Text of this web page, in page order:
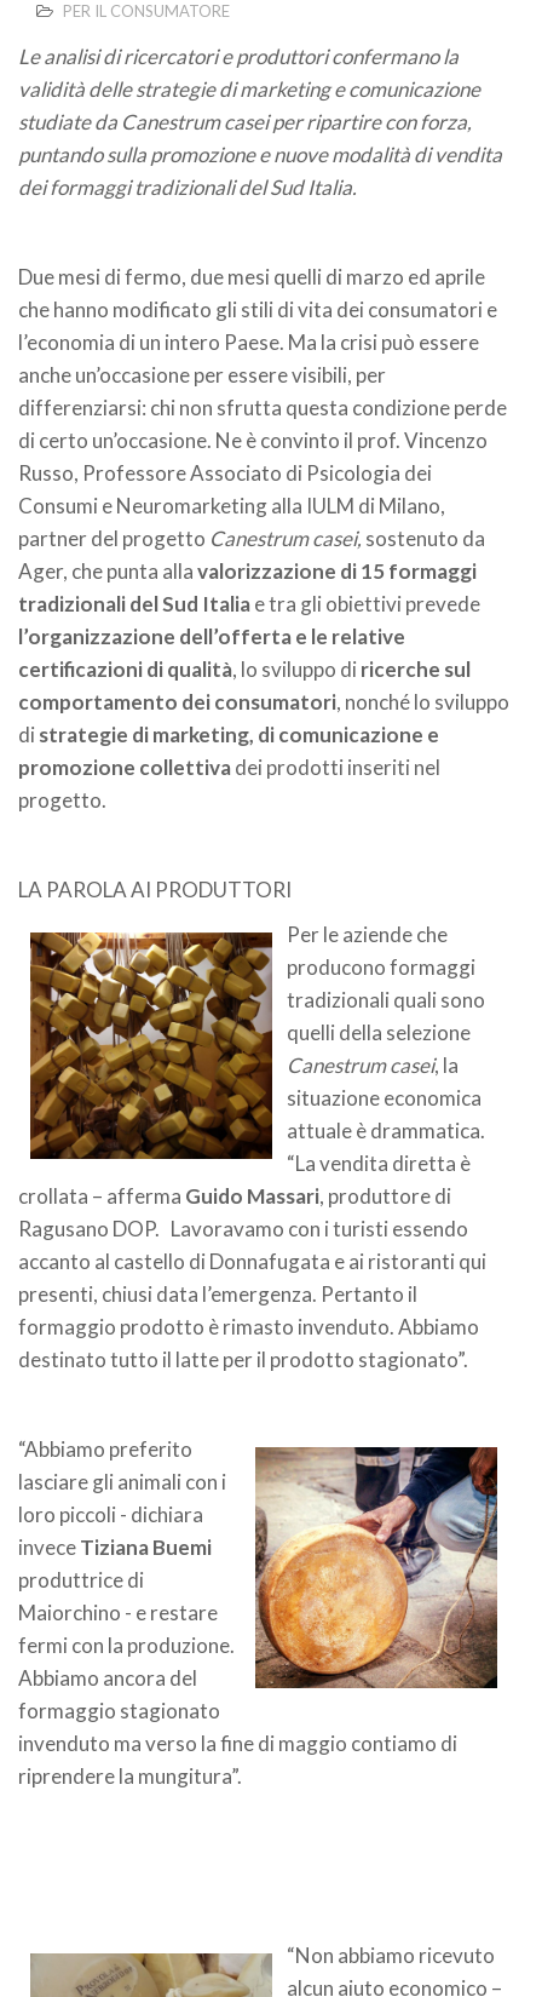
PER IL CONSUMATORE
Le analisi di ricercatori e produttori confermano la
validità delle strategie di marketing e comunicazione
studiate da Canestrum casei per ripartire con forza,
puntando sulla promozione e nuove modalità di vendita
dei formaggi tradizionali del Sud Italia.
Due mesi di fermo, due mesi quelli di marzo ed aprile
che hanno modificato gli stili di vita dei consumatori e
l’economia di un intero Paese. Ma la crisi può essere
anche un’occasione per essere visibili, per
differenziarsi: chi non sfrutta questa condizione perde
di certo un’occasione. Ne è convinto il prof. Vincenzo
Russo, Professore Associato di Psicologia dei
Consumi e Neuromarketing alla IULM di Milano,
partner del progetto Canestrum casei, sostenuto da
Ager, che punta allavalorizzazione di 15 formaggi
tradizionali del Sud Italiae tra gli obiettivi prevede
l’organizzazione dell’offerta e le relative
certificazioni di qualità, lo sviluppo di ricerche sul
comportamento dei consumatori, nonché lo sviluppo
di strategie di marketing, di comunicazione e
promozione collettivadei prodotti inseriti nel
progetto.
LA PAROLA AI PRODUTTORI
Per le aziende che
producono formaggi
tradizionali quali sono
quelli della selezione
Canestrum casei, la
situazione economica
attuale è drammatica.
“La vendita diretta è
crollata – afferma Guido Massari, produttore di
Ragusano DOP. Lavoravamo con i turisti essendo
accanto al castello di Donnafugata e ai ristoranti qui
presenti, chiusi data l’emergenza. Pertanto il
formaggio prodotto è rimasto invenduto. Abbiamo
destinato tutto il latte per il prodotto stagionato”.
“Abbiamo preferito
lasciare gli animali con i
loro piccoli - dichiara
inveceTiziana Buemi
produttrice di
Maiorchino - e restare
fermi con la produzione.
Abbiamo ancora del
formaggio stagionato
invenduto ma verso la fine di maggio contiamo di
riprendere la mungitura”.
“Non abbiamo ricevuto
alcun aiuto economico –